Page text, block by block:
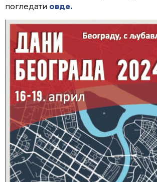
погледати овде.